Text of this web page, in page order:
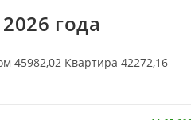
года
45982,02 Квартира 42272,16